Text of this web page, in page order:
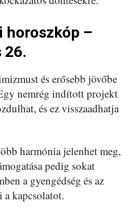
horoszkóp –
26.
és erősebb jövőbe
nemrég indított projekt
és ez visszaadhatja
harmónia jelenhet meg,
pedig sokat
a gyengédség és az
a kapcsolatot.